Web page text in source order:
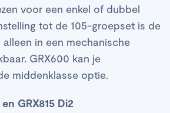
voor een enkel of dubbel
tot de 105-groepset is de
alleen in een mechanische
GRX600 kan je
middenklasse optie.
GRX815 Di2